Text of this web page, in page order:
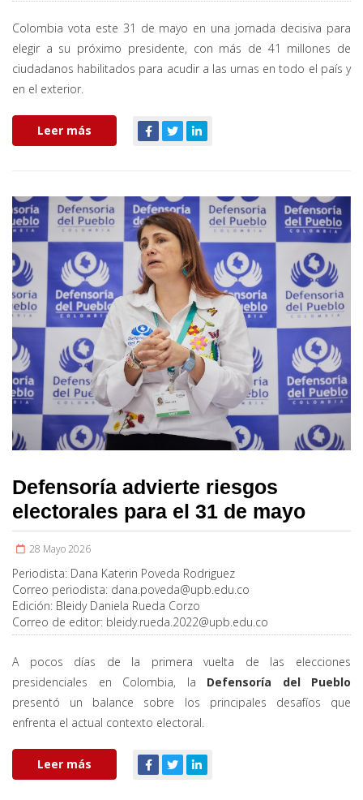
Colombia vota este 31 de mayo en una jornada decisiva para
elegir a su próximo presidente, con más de 41 millones de
ciudadanos habilitados para acudir a las urnas en todo el país y
en el exterior.
Leer más
Defensoría advierte riesgos
electorales para el 31 de mayo
28 Mayo 2026
Periodista: Dana Katerin Poveda Rodriguez
Correo periodista: dana.poveda@upb.edu.co
Edición: Bleidy Daniela Rueda Corzo
Correo de editor: bleidy.rueda.2022@upb.edu.co
A pocos días de la primera vuelta de las elecciones
presidenciales en Colombia, la Defensoría del Pueblo
presentó un balance sobre los principales desafíos que
enfrenta el actual contexto electoral.
Leer más